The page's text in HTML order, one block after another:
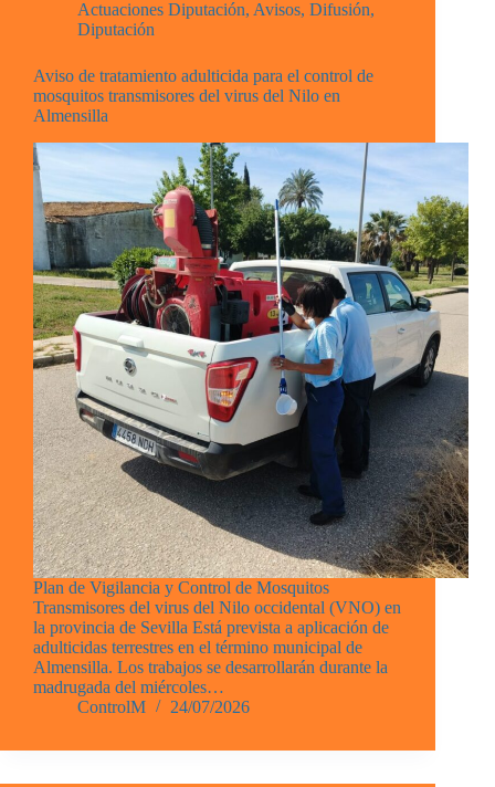
Actuaciones Diputación, Avisos, Difusión,
Diputación
Aviso de tratamiento adulticida para el control de
mosquitos transmisores del virus del Nilo en
Almensilla
Plan de Vigilancia y Control de Mosquitos
Transmisores del virus del Nilo occidental (VNO) en
la provincia de Sevilla Está prevista a aplicación de
adulticidas terrestres en el término municipal de
Almensilla. Los trabajos se desarrollarán durante la
madrugada del miércoles…
ControlM
24/07/2026